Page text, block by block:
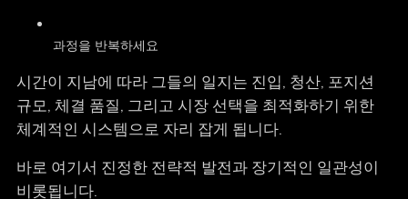
과정을 반복하세요 ‍
시간이 지남에 따라 그들의 일지는 진입, 청산, 포지션
규모, 체결 품질, 그리고 시장 선택을 최적화하기 위한
체계적인 시스템으로 자리 잡게 됩니다.
바로 여기서 진정한 전략적 발전과 장기적인 일관성이
비롯됩니다.